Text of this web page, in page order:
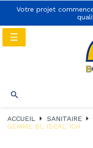
Votre projet

navigation
Basculer
la
☰
ACCUEIL SANITAIRE
GEMME BL IDEAL 1CH